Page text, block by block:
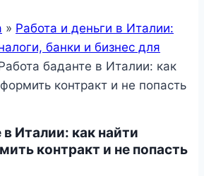
» Работа и деньги в Италии:
банки и бизнес для
баданте в Италии: как
контракт и не попасть
Италии: как найти
контракт и не попасть